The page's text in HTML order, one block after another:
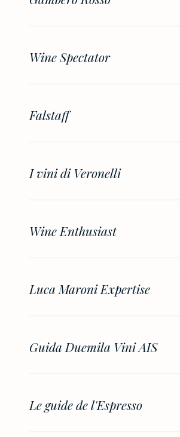
Wine Spectator
Falstaff
I vini di Veronelli
Wine Enthusiast
Luca Maroni Expertise
Guida Duemila Vini AIS
Le guide de l'Espresso